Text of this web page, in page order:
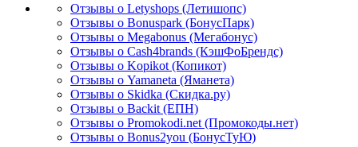
Отзывы о Letyshops (Летишопс)
Отзывы о Bonuspark (БонусПарк)
Отзывы о Megabonus (Мегабонус)
Отзывы о Cash4brands (КэшФоБрендс)
Отзывы о Kopikot (Копикот)
Отзывы о Yamaneta (Яманета)
Отзывы о Skidka (Скидка.ру)
Отзывы о Backit (ЕПН)
Отзывы о Promokodi.net (Промокоды.нет)
Отзывы о Bonus2you (БонусТуЮ)